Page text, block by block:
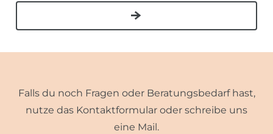
Falls du noch Fragen oder Beratungsbedarf hast,
nutze das Kontaktformular oder schreibe uns
eine Mail.